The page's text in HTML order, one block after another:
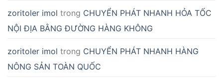
zoritoler imol trong CHUYỂN PHÁT NHANH HỎA TỐC
NỘI ĐỊA BẰNG ĐƯỜNG HÀNG KHÔNG
zoritoler imol trong CHUYỂN PHÁT NHANH HÀNG
NÔNG SẢN TOÀN QUỐC